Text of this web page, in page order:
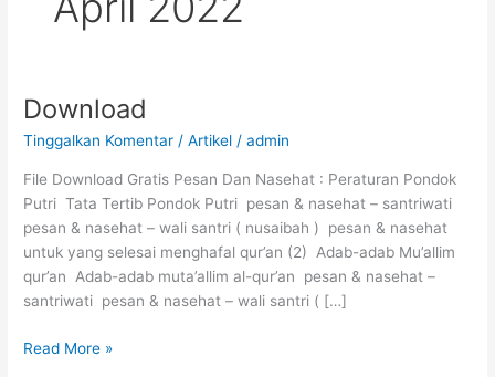
Download
Tinggalkan Komentar /Artikel /admin
File Download Gratis Pesan Dan Nasehat : Peraturan Pondok
Putri Tata Tertib Pondok Putri pesan & nasehat – santriwati
pesan & nasehat – wali santri ( nusaibah ) pesan & nasehat
untuk yang selesai menghafal qur’an (2) Adab-adab Mu’allim
qur’an Adab-adab muta’allim al-qur’an pesan & nasehat –
santriwati pesan & nasehat – wali santri ( […]
Download
Read More »